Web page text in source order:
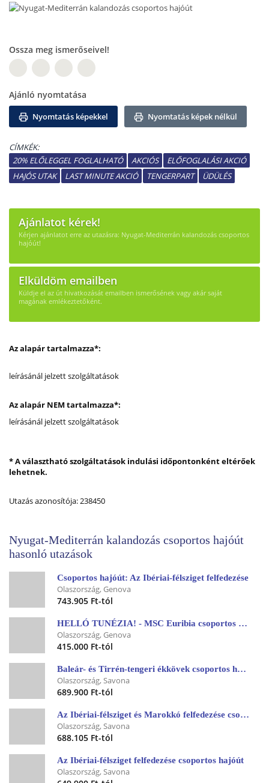
Ossza meg ismerőseivel!
Ajánló nyomtatása
Nyomtatás képekkel Nyomtatás képek nélkül
CÍMKÉK:
20% ELŐLEGGEL FOGLALHATÓ
AKCIÓS
ELŐFOGLALÁSI AKCIÓ
HAJÓS UTAK
LAST MINUTE AKCIÓ TENGERPART ÜDÜLÉS
Ajánlatot kérek!
Kérjen ajánlatot erre az utazásra: Nyugat-Mediterrán kalandozás csoportos
hajóút!
Elküldöm emailben
Küldje el az út hivatkozását emailben ismerősének vagy akár saját
magának emlékeztetőként.
Az alapár tartalmazza*:
leírásánál jelzett szolgáltatások
Az alapár NEM tartalmazza*:
leírásánál jelzett szolgáltatások
* A választható szolgáltatások indulási időpontonként eltérőek
lehetnek.
Utazás azonosítója: 238450
Nyugat-Mediterrán kalandozás csoportos hajóút
hasonló utazások
Csoportos hajóút: Az Ibériai-félsziget felfedezése
Olaszország, Genova
743.905 Ft-tól
HELLÓ TUNÉZIA! - MSC Euribia csoportos hajóút magyar idegenvezetővel
Olaszország, Genova
415.000 Ft-tól
Baleár- és Tirrén-tengeri ékkövek csoportos hajóút
Olaszország, Savona
689.900 Ft-tól
Az Ibériai-félsziget és Marokkó felfedezése csoportos hajóút
Olaszország, Savona
688.105 Ft-tól
Az Ibériai-félsziget felfedezése csoportos hajóút
Olaszország, Savona